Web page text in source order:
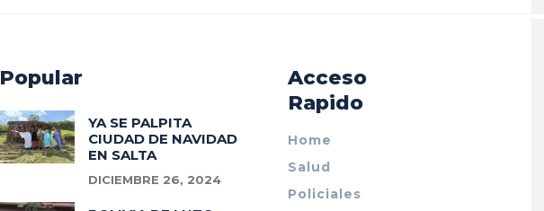
Popular
YA SE PALPITA
CIUDAD DE NAVIDAD
EN SALTA
DICIEMBRE 26, 2024
Acceso
Rapido
Home
Salud
Policiales